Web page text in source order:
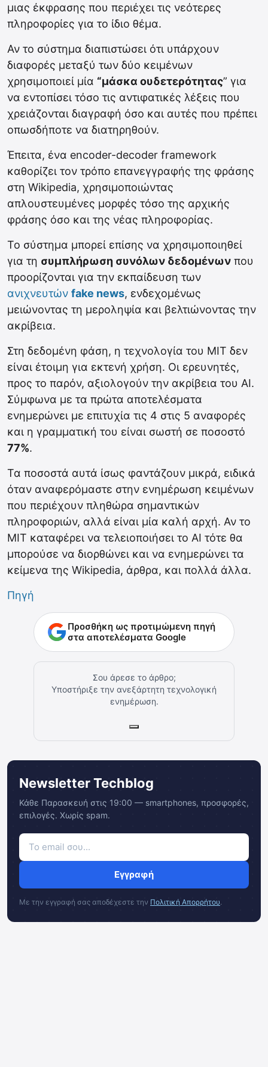
μιας έκφρασης που περιέχει τις νεότερες
πληροφορίες για το ίδιο θέμα.
Αν το σύστημα διαπιστώσει ότι υπάρχουν
διαφορές μεταξύ των δύο κειμένων
χρησιμοποιεί μία “μάσκα ουδετερότητας” για
να εντοπίσει τόσο τις αντιφατικές λέξεις που
χρειάζονται διαγραφή όσο και αυτές που πρέπει
οπωσδήποτε να διατηρηθούν.
Έπειτα, ένα encoder-decoder framework
καθορίζει τον τρόπο επανεγγραφής της φράσης
στη Wikipedia, χρησιμοποιώντας
απλουστευμένες μορφές τόσο της αρχικής
φράσης όσο και της νέας πληροφορίας.
Το σύστημα μπορεί επίσης να χρησιμοποιηθεί
για τη συμπλήρωση συνόλων δεδομένων που
προορίζονται για την εκπαίδευση των
ανιχνευτών fake news, ενδεχομένως
μειώνοντας τη μεροληψία και βελτιώνοντας την
ακρίβεια.
Στη δεδομένη φάση, η τεχνολογία του MIT δεν
είναι έτοιμη για εκτενή χρήση. Οι ερευνητές,
προς το παρόν, αξιολογούν την ακρίβεια του AI.
Σύμφωνα με τα πρώτα αποτελέσματα
ενημερώνει με επιτυχία τις 4 στις 5 αναφορές
και η γραμματική του είναι σωστή σε ποσοστό
77%.
Τα ποσοστά αυτά ίσως φαντάζουν μικρά, ειδικά
όταν αναφερόμαστε στην ενημέρωση κειμένων
που περιέχουν πληθώρα σημαντικών
πληροφοριών, αλλά είναι μία καλή αρχή. Αν το
MIT καταφέρει να τελειοποιήσει το AI τότε θα
μπορούσε να διορθώνει και να ενημερώνει τα
κείμενα της Wikipedia, άρθρα, και πολλά άλλα.
Πηγή
Προσθήκη ως προτιμώμενη πηγή
στα αποτελέσματα Google
Σου άρεσε το άρθρο;
Υποστήριξε την ανεξάρτητη τεχνολογική
ενημέρωση.
Newsletter Techblog
Κάθε Παρασκευή στις 19:00 — smartphones, προσφορές,
επιλογές. Χωρίς spam.
Εγγραφή
Με την εγγραφή σας αποδέχεστε την Πολιτική Απορρήτου.